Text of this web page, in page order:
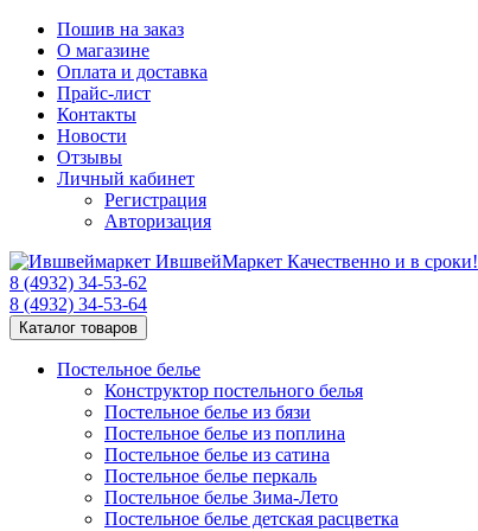
Пошив на заказ
О магазине
Оплата и доставка
Прайс-лист
Контакты
Новости
Отзывы
Личный кабинет
Регистрация
Авторизация
ИвшвейМаркет Качественно и в сроки!
8 (4932) 34-53-62
8 (4932) 34-53-64
Каталог товаров
Постельное белье
Конструктор постельного белья
Постельное белье из бязи
Постельное белье из поплина
Постельное белье из сатина
Постельное белье перкаль
Постельное белье Зима-Лето
Постельное белье детская расцветка